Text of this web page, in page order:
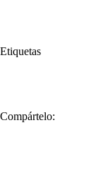
Etiquetas
Compártelo: